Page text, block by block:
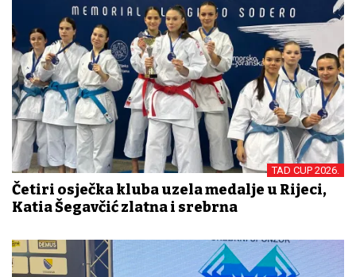
TAD CUP 2026.
Četiri osječka kluba uzela medalje u Rijeci,
Katia Šegavčić zlatna i srebrna